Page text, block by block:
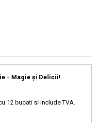
- Magie și Delicii!
12 bucati si include TVA.